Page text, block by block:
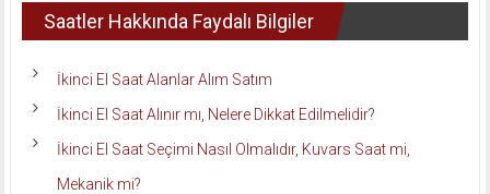
Saatler Hakkında Faydalı Bilgiler
İkinci El Saat Alanlar Alım Satım
İkinci El Saat Alınır mı, Nelere Dikkat Edilmelidir?
İkinci El Saat Seçimi Nasıl Olmalıdır, Kuvars Saat mi,
Mekanik mi?